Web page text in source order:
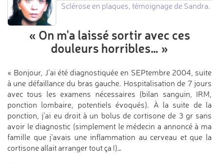
Sclérose en plaques, témoignage de Sandra.
« On m'a laissé sortir avec ces
douleurs horribles… »
« Bonjour, J'ai été diagnostiquée en SEPtembre 2004, suite
à une défaillance du bras gauche. Hospitalisation de 7 jours
avec tous les examens nécessaires (bilan sanguin, IRM,
ponction lombaire, potentiels évoqués). À la suite de la
ponction, j'ai eu droit à un bolus de cortisone de 3 gr sans
avoir le diagnostic (simplement le médecin a annoncé à ma
famille que j'avais une inflammation au cerveau et que la
cortisone allait arranger tout ça !)…